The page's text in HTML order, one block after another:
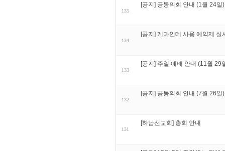
135
[공지] 공동의회 안내 (1월 24일)
134
[공지] 게마인데 사용 예약제 실
133
[공지] 주일 예배 안내 (11월 29
132
[공지] 공동의회 안내 (7월 26일)
131
[하남선교회] 총회 안내